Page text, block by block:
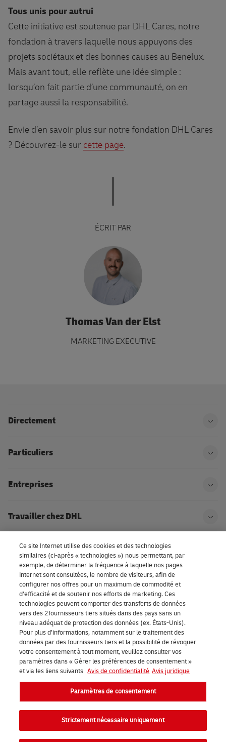
Tous unis pour autrui
Cette initiative est soutenue par DHL Cares, notre
fondation à travers laquelle nous appuyons des
projets sociétaux et des bonnes causes au Benelux.
Mais avant tout, elle reflète une idée simple :
lorsqu’on fait partie d’une communauté, on en
partage aussi la responsabilité.
Envie d’en savoir plus sur notre fondation DHL Cares
? Découvrez-le sur cette page.
ÉCRIT PAR
Thomas Van der Elst
MARKETING EXECUTIVE
Directement
Particuliers
Entreprises
Travailler chez DHL
À propos de DHL
Paramètres de consentement
LinkedIn
2026 DHL eCommerce Benelux (anciennement DHL Parcel Benelux).
Tous droits réservés.
Ce site Internet utilise des cookies et des technologies
similaires (ci-après « technologies ») nous permettant, par
exemple, de déterminer la fréquence à laquelle nos pages
Internet sont consultées, le nombre de visiteurs, afin de
configurer nos offres pour un maximum de commodité et
d’efficacité et de soutenir nos efforts de marketing. Ces
technologies peuvent comporter des transferts de données
vers des 2fournisseurs tiers situés dans des pays sans un
niveau adéquat de protection des données (ex. États-Unis).
Pour plus d’informations, notamment sur le traitement des
données par des fournisseurs tiers et la possibilité de révoquer
votre consentement à tout moment, veuillez consulter vos
paramètres dans « Gérer les préférences de consentement »
et via les liens suivants Avis de confidentialité Avis juridique
Paramètres de consentement
Strictement nécessaire uniquement